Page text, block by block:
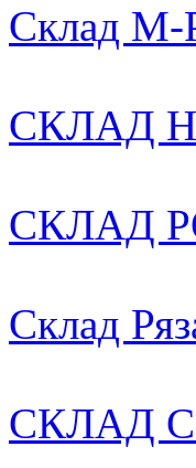
Склад
СКЛАД
СКЛАД
Склад
СКЛАД